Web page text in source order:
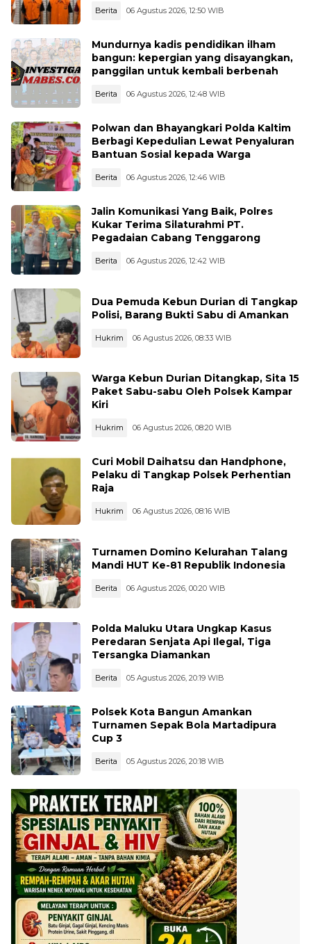
Berita 06 Agustus 2026, 12:50 WIB
Mundurnya kadis pendidikan ilham
bangun: kepergian yang disayangkan,
panggilan untuk kembali berbenah
Berita 06 Agustus 2026, 12:48 WIB
Polwan dan Bhayangkari Polda Kaltim
Berbagi Kepedulian Lewat Penyaluran
Bantuan Sosial kepada Warga
Berita 06 Agustus 2026, 12:46 WIB
Jalin Komunikasi Yang Baik, Polres
Kukar Terima Silaturahmi PT.
Pegadaian Cabang Tenggarong
Berita 06 Agustus 2026, 12:42 WIB
Dua Pemuda Kebun Durian di Tangkap
Polisi, Barang Bukti Sabu di Amankan
Hukrim 06 Agustus 2026, 08:33 WIB
Warga Kebun Durian Ditangkap, Sita 15
Paket Sabu-sabu Oleh Polsek Kampar
Kiri
Hukrim 06 Agustus 2026, 08:20 WIB
Curi Mobil Daihatsu dan Handphone,
Pelaku di Tangkap Polsek Perhentian
Raja
Hukrim 06 Agustus 2026, 08:16 WIB
Turnamen Domino Kelurahan Talang
Mandi HUT Ke-81 Republik Indonesia
Berita 06 Agustus 2026, 00:20 WIB
Polda Maluku Utara Ungkap Kasus
Peredaran Senjata Api Ilegal, Tiga
Tersangka Diamankan
Berita 05 Agustus 2026, 20:19 WIB
Polsek Kota Bangun Amankan
Turnamen Sepak Bola Martadipura
Cup 3
Berita 05 Agustus 2026, 20:18 WIB